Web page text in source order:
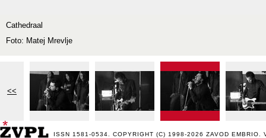
Cathedraal
Foto: Matej Mrevlje
<<
ISSN 1581-0534. COPYRIGHT (C) 1998-2026 ZAVOD EMBRIO .